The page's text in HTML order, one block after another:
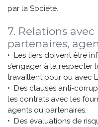
par la Société.
7. Relations
partenaires,
• Les tiers doivent être
s’engager à la respecter
travaillent pour ou avec
• Des clauses anti-
les contrats avec les
agents ou partenaires.
• Des évaluations de